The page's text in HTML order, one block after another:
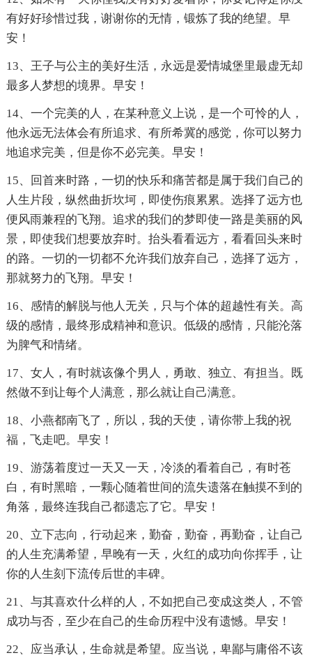
有好好珍惜过我，谢谢你的无情，锻炼了我的绝望。早
安！
13、王子与公主的美好生活，永远是爱情城堡里最虚无却
最多人梦想的境界。早安！
14、一个完美的人，在某种意义上说，是一个可怜的人，
他永远无法体会有所追求、有所希冀的感觉，你可以努力
地追求完美，但是你不必完美。早安！
15、回首来时路，一切的快乐和痛苦都是属于我们自己的
人生片段，纵然曲折坎坷，即使伤痕累累。选择了远方也
便风雨兼程的飞翔。追求的我们的梦即使一路是美丽的风
景，即使我们想要放弃时。抬头看看远方，看看回头来时
的路。一切的一切都不允许我们放弃自己，选择了远方，
那就努力的飞翔。早安！
16、感情的解脱与他人无关，只与个体的超越性有关。高
级的感情，最终形成精神和意识。低级的感情，只能沦落
为脾气和情绪。
17、女人，有时就该像个男人，勇敢、独立、有担当。既
然做不到让每个人满意，那么就让自己满意。
18、小燕都南飞了，所以，我的天使，请你带上我的祝
福，飞走吧。早安！
19、游荡着度过一天又一天，冷淡的看着自己，有时苍
白，有时黑暗，一颗心随着世间的流失遗落在触摸不到的
角落，最终连我自己都遗忘了它。早安！
20、立下志向，行动起来，勤奋，勤奋，再勤奋，让自己
的人生充满希望，早晚有一天，火红的成功向你挥手，让
你的人生刻下流传后世的丰碑。
21、与其喜欢什么样的人，不如把自己变成这类人，不管
成功与否，至少在自己的生命历程中没有遗憾。早安！
22、应当承认，生命就是希望。应当说，卑鄙与庸俗不该